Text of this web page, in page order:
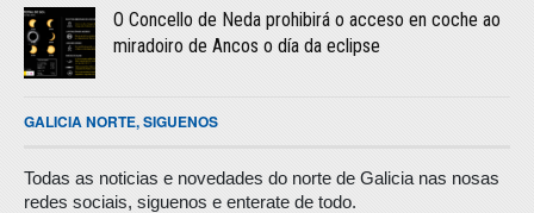
O Concello de Neda prohibirá o acceso en coche ao
miradoiro de Ancos o día da eclipse
GALICIA NORTE, SIGUENOS
Todas as noticias e novedades do norte de Galicia nas nosas
redes sociais, siguenos e enterate de todo.